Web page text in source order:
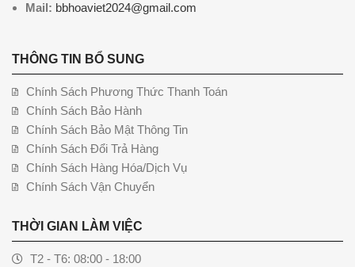
Mail: bbhoaviet2024@gmail.com
THÔNG TIN BỔ SUNG
Chính Sách Phương Thức Thanh Toán
Chính Sách Bảo Hành
Chính Sách Bảo Mật Thông Tin
Chính Sách Đổi Trả Hàng
Chính Sách Hàng Hóa/Dịch Vụ
Chính Sách Vận Chuyển
THỜI GIAN LÀM VIỆC
T2 - T6: 08:00 - 18:00